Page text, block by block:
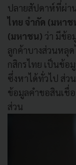
ปลายสัปดาห์ที่ผ่า
ไทย จำกัด (มหาช
(มหาชน) ว่า มีข้อ
ลูกค้าบางส่วนหลุ
กสิกรไทย เป็นข้อ
ซึ่งหาได้ทั่วไป ส่ว
ข้อมูลคำขอสินเชื่
ส่วน